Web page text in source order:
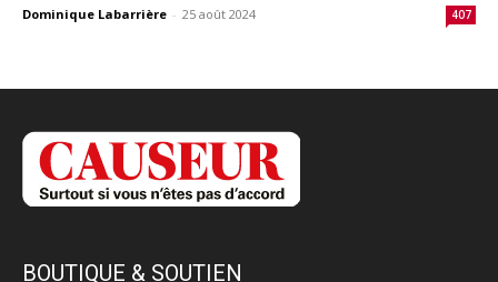
Dominique Labarrière - 25 août 2024 407
BOUTIQUE & SOUTIEN